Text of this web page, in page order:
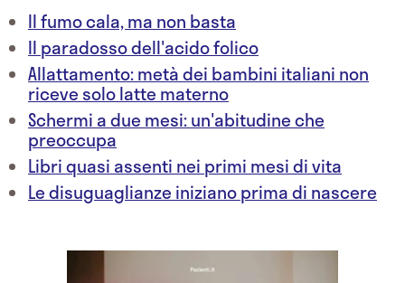
Il fumo cala, ma non basta
Il paradosso dell'acido folico
Allattamento: metà dei bambini italiani non
riceve solo latte materno
Schermi a due mesi: un'abitudine che
preoccupa
Libri quasi assenti nei primi mesi di vita
Le disuguaglianze iniziano prima di nascere